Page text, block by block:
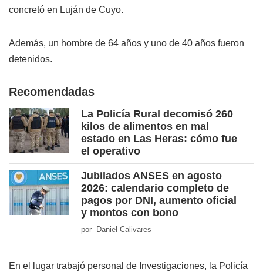
concretó en Luján de Cuyo.
Además, un hombre de 64 años y uno de 40 años fueron
detenidos.
Recomendadas
La Policía Rural decomisó 260
kilos de alimentos en mal
estado en Las Heras: cómo fue
el operativo
Jubilados ANSES en agosto
2026: calendario completo de
pagos por DNI, aumento oficial
y montos con bono
por Daniel Calivares
En el lugar trabajó personal de Investigaciones, la Policía